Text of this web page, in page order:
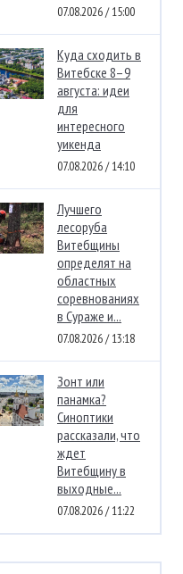
07.08.2026 / 15:00
Куда сходить в
Витебске 8–9
августа: идеи
для
интересного
уикенда
07.08.2026 / 14:10
Лучшего
лесоруба
Витебщины
определят на
областных
соревнованиях
в Сураже и...
07.08.2026 / 13:18
Зонт или
панамка?
Синоптики
рассказали, что
ждет
Витебщину в
выходные...
07.08.2026 / 11:22